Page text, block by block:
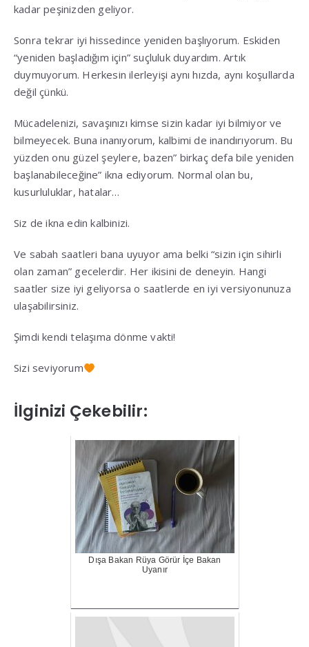
kadar peşinizden geliyor.
Sonra tekrar iyi hissedince yeniden başlıyorum. Eskiden
“yeniden başladığım için” suçluluk duyardım. Artık
duymuyorum. Herkesin ilerleyişi aynı hızda, aynı koşullarda
değil çünkü.
Mücadelenizi, savaşınızı kimse sizin kadar iyi bilmiyor ve
bilmeyecek. Buna inanıyorum, kalbimi de inandırıyorum. Bu
yüzden onu güzel şeylere, bazen” birkaç defa bile yeniden
başlanabileceğine” ikna ediyorum. Normal olan bu,
kusurluluklar, hatalar…
Siz de ikna edin kalbinizi.
Ve sabah saatleri bana uyuyor ama belki “sizin için sihirli
olan zaman” gecelerdir. Her ikisini de deneyin. Hangi
saatler size iyi geliyorsa o saatlerde en iyi versiyonunuza
ulaşabilirsiniz.
Şimdi kendi telaşıma dönme vakti!
Sizi seviyorum
İlginizi Çekebilir:
Dışa Bakan Rüya Görür İçe Bakan
Uyanır